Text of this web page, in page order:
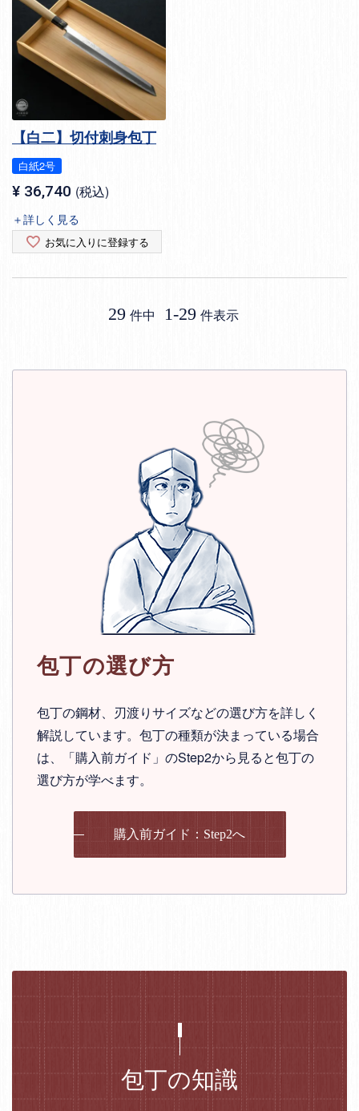
【白二】切付刺身包丁
白紙2号
¥ 36,740 税込
＋詳しく見る
お気に入りに登録する
29 件中 1-29 件表示
包丁の選び方
包丁の鋼材、刃渡りサイズなどの選び方を詳しく
解説しています。包丁の種類が決まっている場合
は、「購入前ガイド」のStep2から見ると包丁の
選び方が学べます。
購入前ガイド：Step2へ
包丁の知識